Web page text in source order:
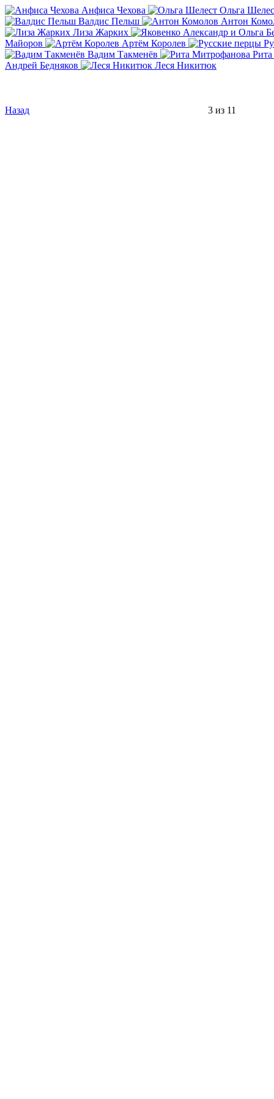
Анфиса Чехова
Ольга
Валдис Пельш
Антон
Лиза Жарких
Майоров
Артём Королев
Вадим Такменёв
Андрей Бедняков
Леся Никитюк
Назад 3 из 11